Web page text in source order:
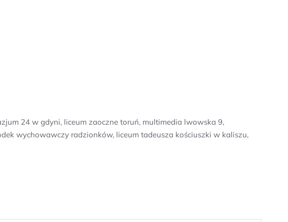
24 w gdyni, liceum zaoczne toruń, multimedia lwowska 9,
wychowawczy radzionków, liceum tadeusza kościuszki w kaliszu,